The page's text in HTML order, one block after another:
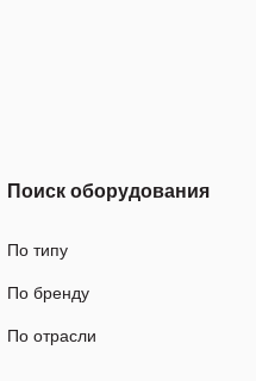
Поиск оборудования
По типу
По бренду
По отрасли